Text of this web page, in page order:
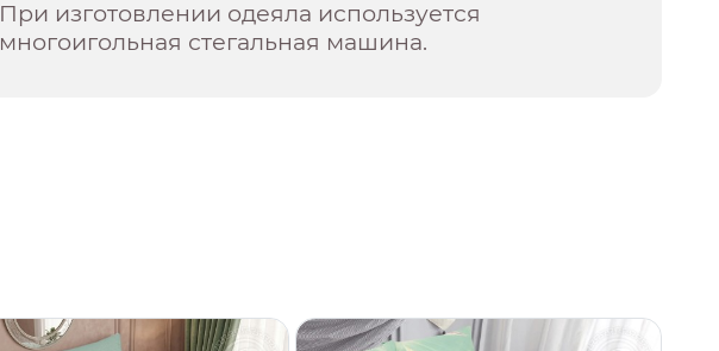
При изготовлении одеяла используется
многоигольная стегальная машина.